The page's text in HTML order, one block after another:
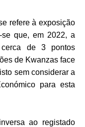
refere à exposição
que, em 2022, a
de 3 pontos
de Kwanzas face
sem considerar a
para esta
ao registado